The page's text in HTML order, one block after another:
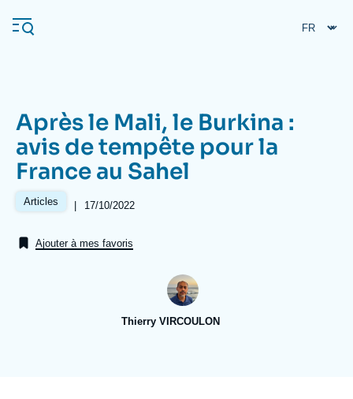
au
contenu
Navigation
principale
L'Ifri
À propos de l'Ifri
Proche-Orient
Après le Mali, le Burkina :
avis de tempête pour la
France au Sahel
Articles |
Date
publication
17/10/2022
Ajouter à mes favoris
Thierry VIRCOULON